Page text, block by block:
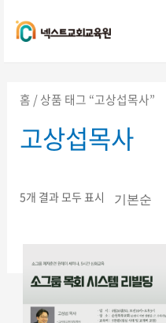
건너뛰기
홈 / 상품 태그 “고상섭목사”
고상섭목사
5개 결과 모두 표시